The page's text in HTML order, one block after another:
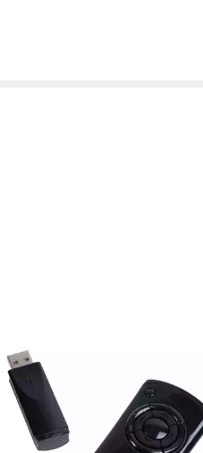
GIOTECK
Mini Fernbedienung Media Remote
Controller Controller (passend für
Sony PS3 Playstation 3 PS Konsole)
8,90 € UVP19,99 €